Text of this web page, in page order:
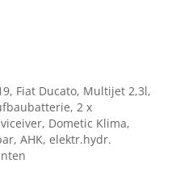
Fiat Ducato, Multijet 2,3l,
2 x
Dometic Klima,
AHK, elektr.hydr.